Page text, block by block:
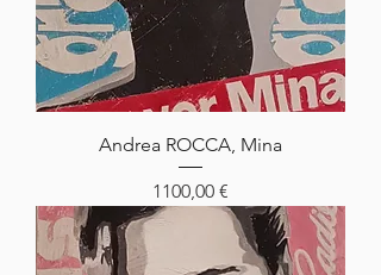
Andrea ROCCA, Mina
Prezzo
1100,00 €